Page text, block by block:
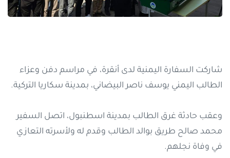
شاركت السفارة اليمنية لدى أنقرة، في مراسم دفن وعزاء
الطالب اليمني يوسف ناصر البيضاني، بمدينة سكاريا التركية.
وعقب حادثة غرق الطالب بمدينة اسطنبول، اتصل السفير
محمد صالح طريق بوالد الطالب وقدم له ولأسرته التعازي
في وفاة نجلهم.